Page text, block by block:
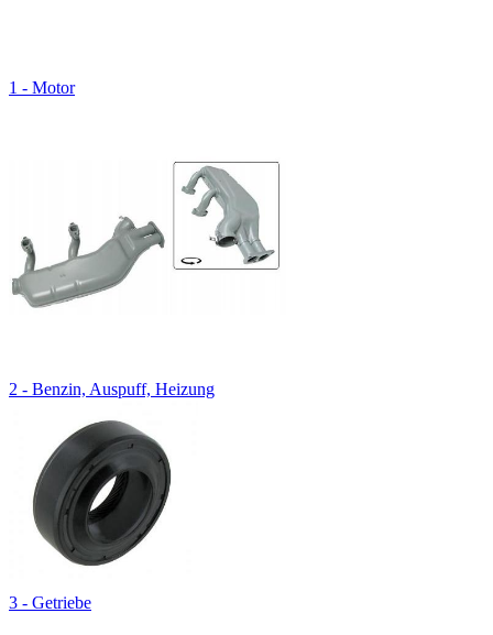
1 - Motor
2 - Benzin, Auspuff, Heizung
3 - Getriebe